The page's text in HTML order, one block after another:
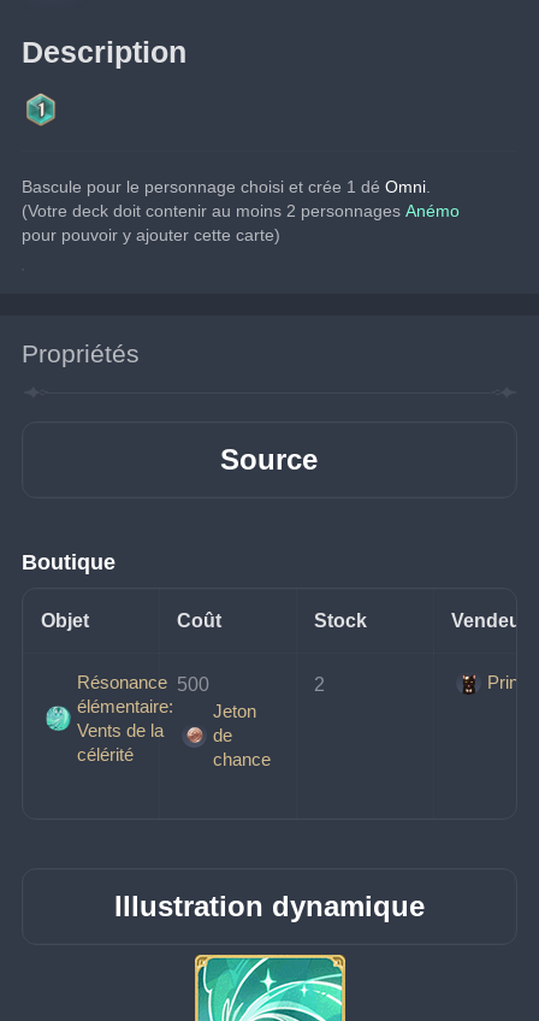
Description
Bascule pour le personnage choisi et crée 1 dé Omni
(Votre deck doit contenir au moins 2 personnages Anémo
pour pouvoir y ajouter cette carte)
Propriétés
Source
Boutique
Objet Coût Stock Vendeur
Résonance
élémentaire:
Vents de la
célérité
500
Jeton
de
chance
2 Prince
Illustration dynamique